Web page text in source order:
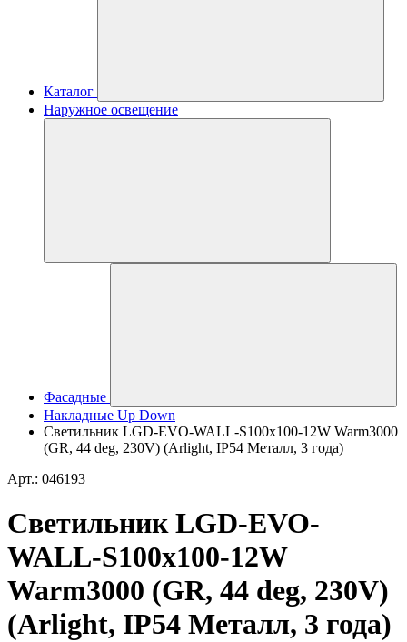
Каталог
Наружное освещение
Фасадные
Накладные Up Down
Светильник LGD-EVO-WALL-S100x100-12W Warm3000
(GR, 44 deg, 230V) (Arlight, IP54 Металл, 3 года)
Арт.: 046193
Светильник LGD-EVO-
WALL-S100x100-12W
Warm3000 (GR, 44 deg, 230V)
(Arlight, IP54 Металл, 3 года)